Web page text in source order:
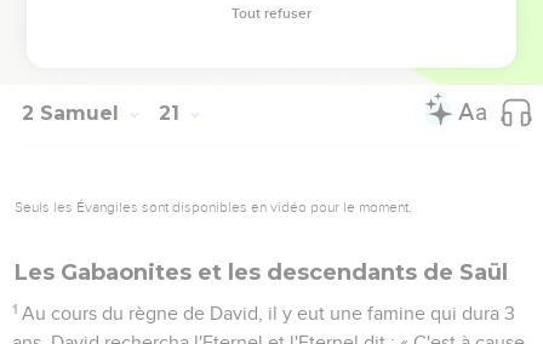
2 Samuel 21
Seuls les Évangiles sont disponibles en vidéo pour le moment.
Les Gabaonites et les descendants de Saül
1 Au cours du règne de David, il y eut une famine qui dura 3
Tout refuser